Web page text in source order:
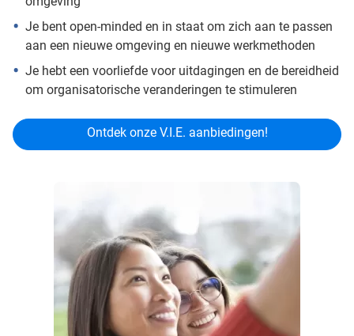
Je bent open-minded en in staat om zich aan te passen
aan een nieuwe omgeving en nieuwe werkmethoden
Je hebt een voorliefde voor uitdagingen en de bereidheid
om organisatorische veranderingen te stimuleren
Ontdek onze V.I.E. aanbiedingen!